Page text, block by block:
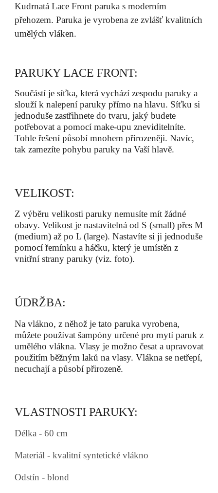
Kudrnatá Lace Front paruka s moderním
přehozem. Paruka je vyrobena ze zvlášť kvalitních
umělých vláken.
PARUKY LACE FRONT:
Součástí je síťka, která vychází zespodu paruky a
slouží k nalepení paruky přímo na hlavu. Síťku si
jednoduše zastřihnete do tvaru, jaký budete
potřebovat a pomocí make-upu zneviditelníte.
Tohle řešení působí mnohem přirozeněji. Navíc,
tak zamezíte pohybu paruky na Vaší hlavě.
VELIKOST:
Z výběru velikosti paruky nemusíte mít žádné
obavy. Velikost je nastavitelná od S (small) přes M
(medium) až po L (large). Nastavíte si ji jednoduše
pomocí řemínku a háčku, který je umístěn z
vnitřní strany paruky (viz. foto).
ÚDRŽBA:
Na vlákno, z něhož je tato paruka vyrobena,
můžete používat šampóny určené pro mytí paruk z
umělého vlákna. Vlasy je možno česat a upravovat
použitím běžným laků na vlasy. Vlákna se netřepí,
necuchají a působí přirozeně.
VLASTNOSTI PARUKY:
Délka - 60 cm
Materiál - kvalitní syntetické vlákno
Odstín - blond